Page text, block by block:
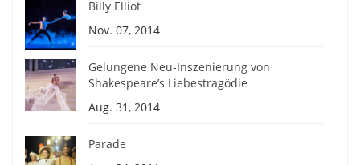
Billy Elliot
Nov. 07, 2014
Gelungene Neu-Inszenierung von
Shakespeare’s Liebestragödie
Aug. 31, 2014
Parade